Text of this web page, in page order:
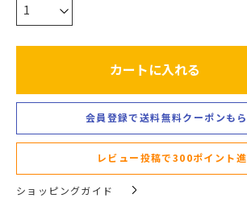
カートに入れる
会員登録で送料無料クーポンもら
レビュー投稿で300ポイント進
ショッピングガイド